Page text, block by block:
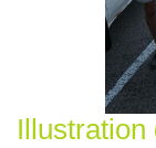
Illustration